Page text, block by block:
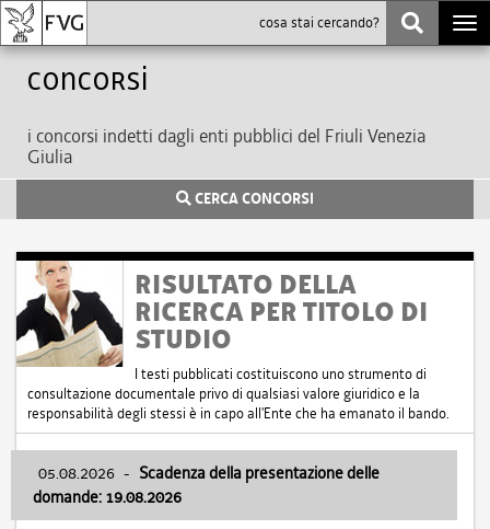
Concorsi
i concorsi indetti dagli enti pubblici del Friuli Venezia
Giulia
CERCA CONCORSI
RISULTATO DELLA
RICERCA PER TITOLO DI
STUDIO
I testi pubblicati costituiscono uno strumento di
consultazione documentale privo di qualsiasi valore giuridico e la
responsabilità degli stessi è in capo all'Ente che ha emanato il bando.
05.08.2026 - Scadenza della presentazione delle
domande: 19.08.2026